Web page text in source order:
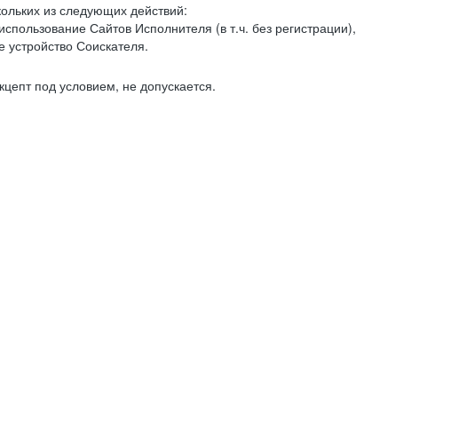
из следующих действий:
Сайтов Исполнителя (в т.ч. без регистрации),
Соискателя.
под условием, не допускается.